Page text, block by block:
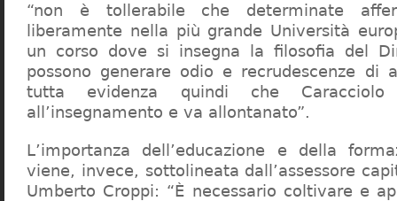
“non è tollerabile che determinate
liberamente nella più grande Università
un corso dove si insegna la filosofia del
possono generare odio e recrudescenze di
tutta evidenza quindi che
all’insegnamento e va allontanato”.
L’importanza dell’educazione e della
viene, invece, sottolineata dall’assessore
Umberto Croppi: “È necessario coltivare e